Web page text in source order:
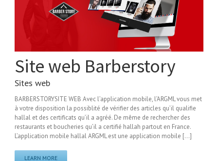
Site web Barberstory
Sites web
BARBERSTORYSITE WEB Avec l’application mobile, l’ARGML vous met
à votre disposition la possiblité de vérifier des articles qu’il qualifie
hallal et des certificats qu’il a agréé. De même de rechercher des
restaurants et boucheries qu’il a certifié hallah partout en France.
L’application mobile hallal ARGML est une application mobile [...]
LEARN MORE